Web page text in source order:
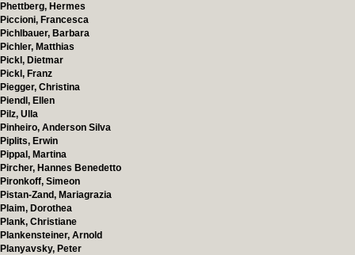
Phettberg, Hermes
Piccioni, Francesca
Pichlbauer, Barbara
Pichler, Matthias
Pickl, Dietmar
Pickl, Franz
Piegger, Christina
Piendl, Ellen
Pilz, Ulla
Pinheiro, Anderson Silva
Piplits, Erwin
Pippal, Martina
Pircher, Hannes Benedetto
Pironkoff, Simeon
Pistan-Zand, Mariagrazia
Plaim, Dorothea
Plank, Christiane
Plankensteiner, Arnold
Planyavsky, Peter